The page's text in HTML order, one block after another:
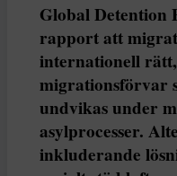
Global Detention
rapport att
internationell
migrationsförvar
undvikas under
asylprocesser.
inkluderande